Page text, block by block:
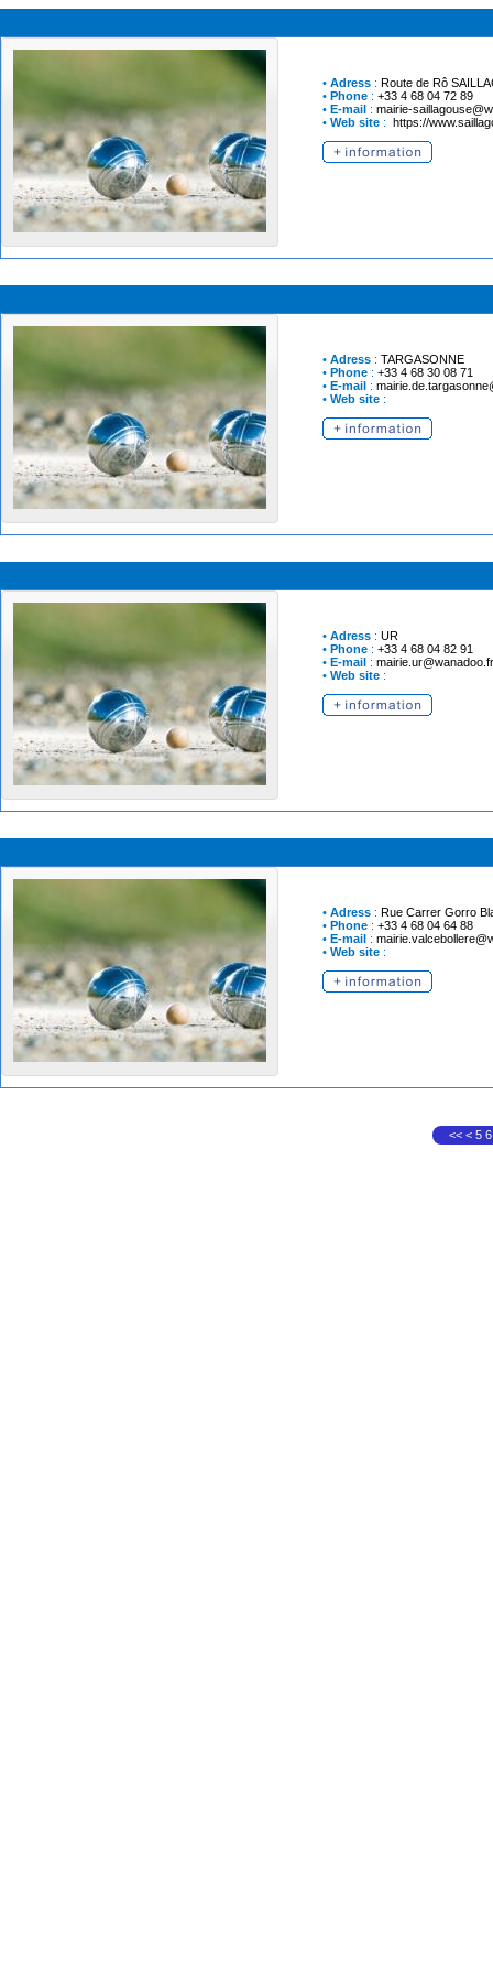
• Adress : Route de Rô
• Phone : +33 4 68 04 72 89
• E-mail : mairie-
• Web site : https://
• Adress : TARGASONNE
• Phone : +33 4 68 30 08 71
• E-mail :
• Web site :
• Adress : UR
• Phone : +33 4 68 04 82 91
• E-mail : mairie.ur@wanadoo.fr
• Web site :
• Adress : Rue Carrer Gorro
• Phone : +33 4 68 04 64 88
• E-mail :
• Web site :
<< < 5 6